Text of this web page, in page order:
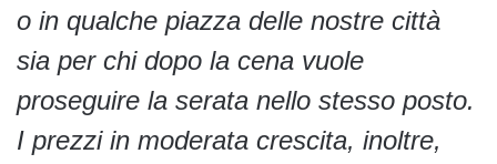
o in qualche piazza delle nostre città
sia per chi dopo la cena vuole
proseguire la serata nello stesso posto.
I prezzi in moderata crescita, inoltre,